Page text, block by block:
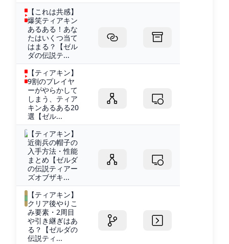
【これは共感】
爆笑ティアキン
あるある！あな
たはいくつ当て
はまる？【ゼル
ダの伝説テ...
【ティアキン】
9割のプレイヤ
ーがやらかして
しまう、ティア
キンあるある20
選【ゼル...
【ティアキン】
近衛兵の帽子の
入手方法・性能
まとめ【ゼルダ
の伝説ティアー
ズオブザキ...
【ティアキン】
クリア後やりこ
み要素・2周目
や引き継ぎはあ
る？【ゼルダの
伝説ティ...